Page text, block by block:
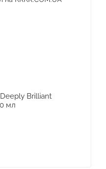
Brilliant
мл